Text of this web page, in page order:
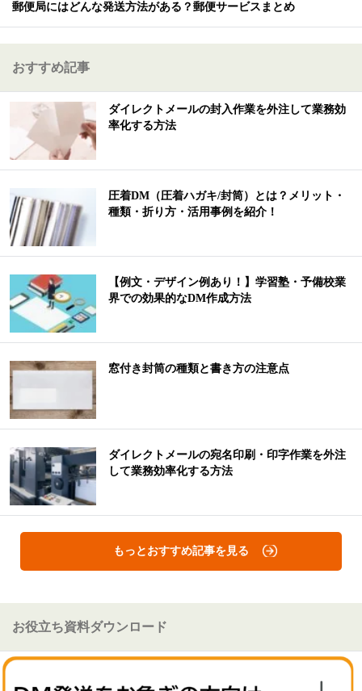
郵便局にはどんな発送方法がある？郵便サービスまとめ
おすすめ記事
ダイレクトメールの封入作業を外注して業務効
率化する方法
圧着DM（圧着ハガキ/封筒）とは？メリット・
種類・折り方・活用事例を紹介！
【例文・デザイン例あり！】学習塾・予備校業
界での効果的なDM作成方法
窓付き封筒の種類と書き方の注意点
ダイレクトメールの宛名印刷・印字作業を外注
して業務効率化する方法
もっとおすすめ記事を見る
お役立ち資料ダウンロード